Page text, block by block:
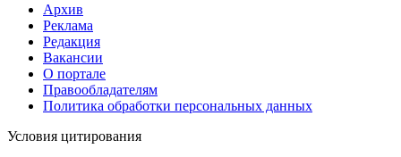
Архив
Реклама
Редакция
Вакансии
О портале
Правообладателям
Политика обработки персональных данных
Условия цитирования